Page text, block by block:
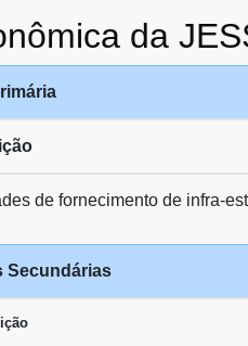
da
de fornecimento de infra-
Secundárias